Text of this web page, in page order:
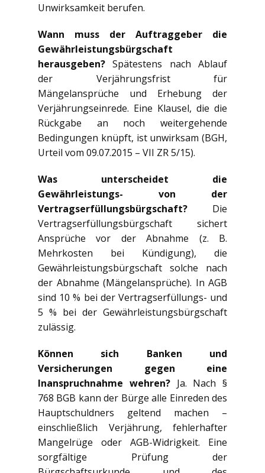
Unwirksamkeit berufen.
Wann muss der Auftraggeber die
Gewährleistungsbürgschaft
herausgeben? Spätestens nach Ablauf
der Verjährungsfrist für
Mängelansprüche und Erhebung der
Verjährungseinrede. Eine Klausel, die die
Rückgabe an noch weitergehende
Bedingungen knüpft, ist unwirksam (BGH,
Urteil vom 09.07.2015 – VII ZR 5/15).
Was unterscheidet die
Gewährleistungs- von der
Vertragserfüllungsbürgschaft? Die
Vertragserfüllungsbürgschaft sichert
Ansprüche vor der Abnahme (z. B.
Mehrkosten bei Kündigung), die
Gewährleistungsbürgschaft solche nach
der Abnahme (Mängelansprüche). In AGB
sind 10 % bei der Vertragserfüllungs- und
5 % bei der Gewährleistungsbürgschaft
zulässig.
Können sich Banken und
Versicherungen gegen eine
Inanspruchnahme wehren?Ja. Nach §
768 BGB kann der Bürge alle Einreden des
Hauptschuldners geltend machen –
einschließlich Verjährung, fehlerhafter
Mangelrüge oder AGB-Widrigkeit. Eine
sorgfältige Prüfung der